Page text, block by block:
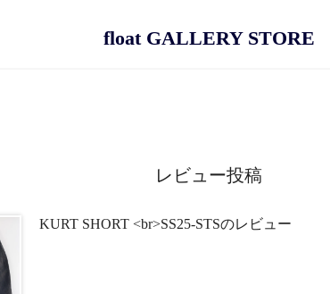
float GALLERY STORE
レビュー投稿
KURT SHORT <br>SS25-STSのレビュー